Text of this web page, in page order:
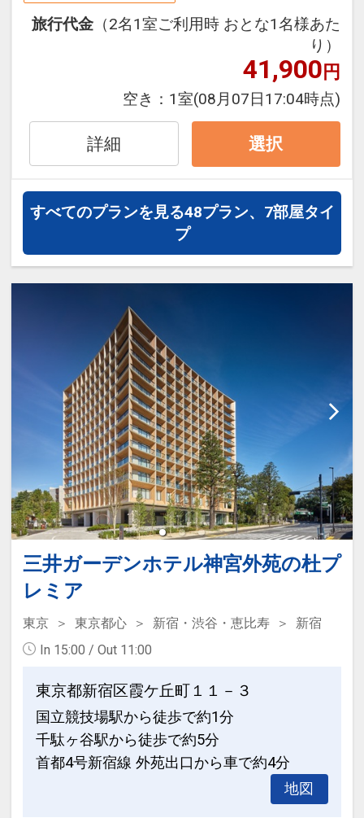
※旅行代金に含まれます。
「食事なしプラン」と「朝食付プラン」
●「食事なしプラン」と「朝食付プラ
ン」を掲載しています。
※ご覧のページがどちらかを
【食事条
の項目でご確認のうえ、予約にお進
み下さい。
設定期間：2026年4月1日～2026年9月
30日
インターネットコース番号：DP-1-
連泊の場合、
※宿泊期間中すべての日において人数・
氏名・客室タイプ・食事条件・プラン同
一であることが割引適用の条件となりま
※割引適用後のご旅行代金は、カレンダ
ーからお進みいただいた後表示される
「空室照会結果確認画面」でご確認くだ
ここがポイント！
☆朝食付プランでご予約の方は、添い寝
のお子様の朝食代金不要でご利用いただ
けます！（ブッフェのみ）
※洋定食・和定食はご利用いただけませ
ん。
※旅行代金に含まれます。
「食事なしプラン」と「朝食付プラン」
をご用意しています。
●「食事なしプラン」と「朝食付プラ
ン」を掲載しています。
※ご覧のページがどちらかを
件】 の項目でご確認のうえ、予約にお進
み下さい。
設定期間：2026年4月1日～2026年9月
30日
インターネットコース番号：DP-1-
旅行代金 （2名1室ご利用時 おとな1名様あた
り）
41,900円
空き： 1室(08月07日17:04時点)
詳細 選択
すべてのプランを見る48プラン、7部屋タイ
プ
三井ガーデンホテル神宮外苑の杜プ
レミア
東京 東京都心 新宿・渋谷・恵比寿
新宿
In 15:00 / Out 11:00
東京都新宿区霞ケ丘町１１－３
国立競技場駅から徒歩で約1分
千駄ヶ谷駅から徒歩で約5分
首都4号新宿線 外苑出口から車で約4分
地図